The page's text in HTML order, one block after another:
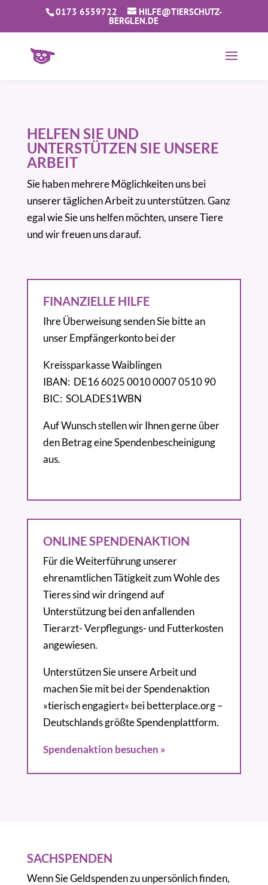
0173 6559722 HILFE@TIERSCHUTZ-
BERGLEN.DE
HELFEN SIE UND
UNTERSTÜTZEN SIE UNSERE
ARBEIT
Sie haben mehrere Möglichkeiten uns bei
unserer täglichen Arbeit zu unterstützen. Ganz
egal wie Sie uns helfen möchten, unsere Tiere
und wir freuen uns darauf.
FINANZIELLE HILFE
Ihre Überweisung senden Sie bitte an
unser Empfängerkonto bei der
Kreissparkasse Waiblingen
IBAN: DE16 6025 0010 0007 0510 90
BIC: SOLADES1WBN
Auf Wunsch stellen wir Ihnen gerne über
den Betrag eine Spendenbescheinigung
aus.
ONLINE SPENDENAKTION
Für die Weiterführung unserer
ehrenamtlichen Tätigkeit zum Wohle des
Tieres sind wir dringend auf
Unterstützung bei den anfallenden
Tierarzt- Verpflegungs- und Futterkosten
angewiesen.
Unterstützen Sie unsere Arbeit und
machen Sie mit bei der Spendenaktion
»tierisch engagiert« bei betterplace.org –
Deutschlands größte Spendenplattform.
Spendenaktion besuchen »
SACHSPENDEN
Wenn Sie Geldspenden zu unpersönlich finden,